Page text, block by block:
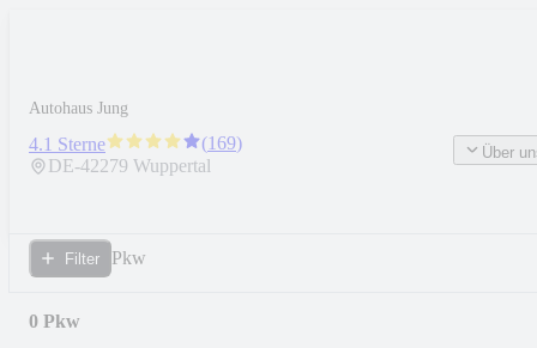
Autohaus Jung
4.1 Sterne (169)
DE-42279 Wuppertal
Über
Filter Pkw
0 Pkw